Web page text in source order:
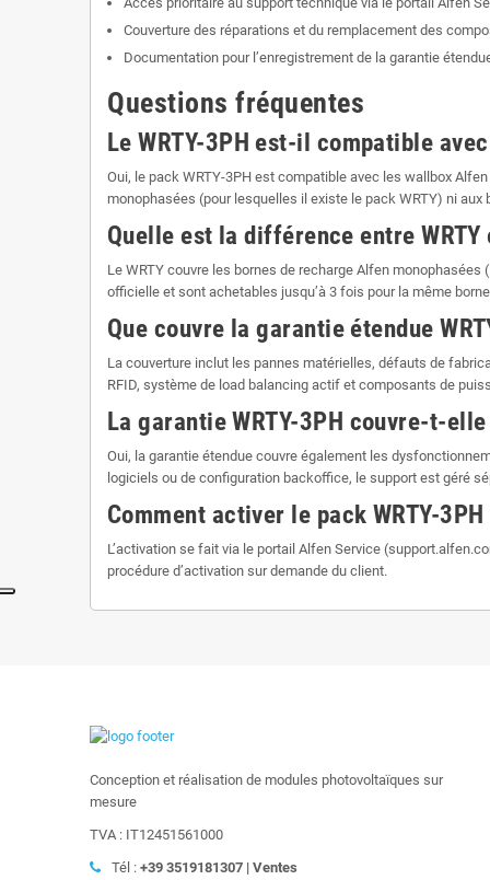
Couverture des réparations et du remplacement des
Documentation pour l’enregistrement de la garantie
Questions fréquentes
Le WRTY-3PH est-il compatible
Oui, le pack WRTY-3PH est compatible avec les wallbox
monophasées (pour lesquelles il existe le pack WRTY) ni aux
Quelle est la différence entre WRTY
Le WRTY couvre les bornes de recharge Alfen monophasées
officielle et sont achetables jusqu’à 3 fois pour la même
Que couvre la garantie étendue
La couverture inclut les pannes matérielles, défauts de
RFID, système de load balancing actif et composants de
La garantie WRTY-3PH couvre-t-
Oui, la garantie étendue couvre également les
logiciels ou de configuration backoffice, le support est géré
Comment activer le pack WRTY-3PH
L’activation se fait via le portail Alfen Service
procédure d’activation sur demande du client.
Conception et réalisation de modules photovoltaïques sur
mesure
TVA : IT12451561000
Tél : +39 3519181307 | Ventes